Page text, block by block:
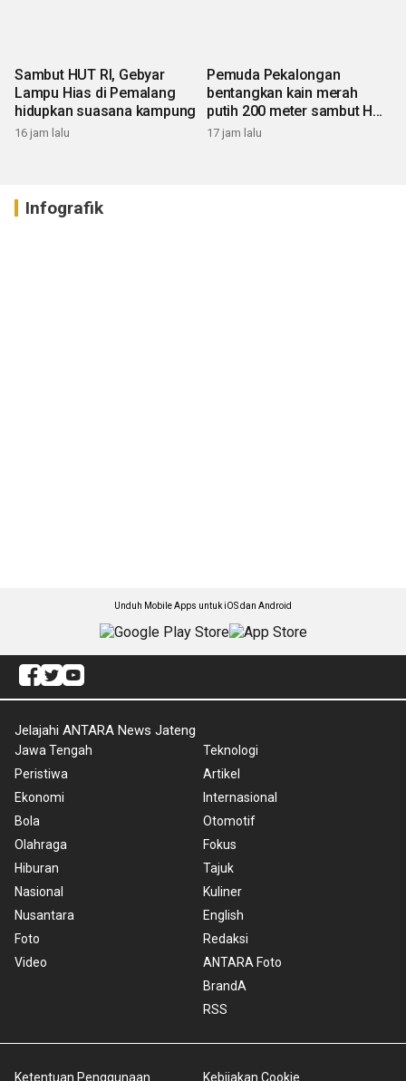
Sambut HUT RI, Gebyar
Lampu Hias di Pemalang
hidupkan suasana kampung
16 jam lalu
Pemuda Pekalongan
bentangkan kain merah
putih 200 meter sambut HUT
RI
17 jam lalu
Infografik
Unduh Mobile Apps untuk iOS dan Android
Jelajahi ANTARA News Jateng
Jawa Tengah
Peristiwa
Ekonomi
Bola
Olahraga
Hiburan
Nasional
Nusantara
Foto
Video
Teknologi
Artikel
Internasional
Otomotif
Fokus
Tajuk
Kuliner
English
Redaksi
ANTARA Foto
BrandA
RSS
Ketentuan Penggunaan Kebijakan Cookie